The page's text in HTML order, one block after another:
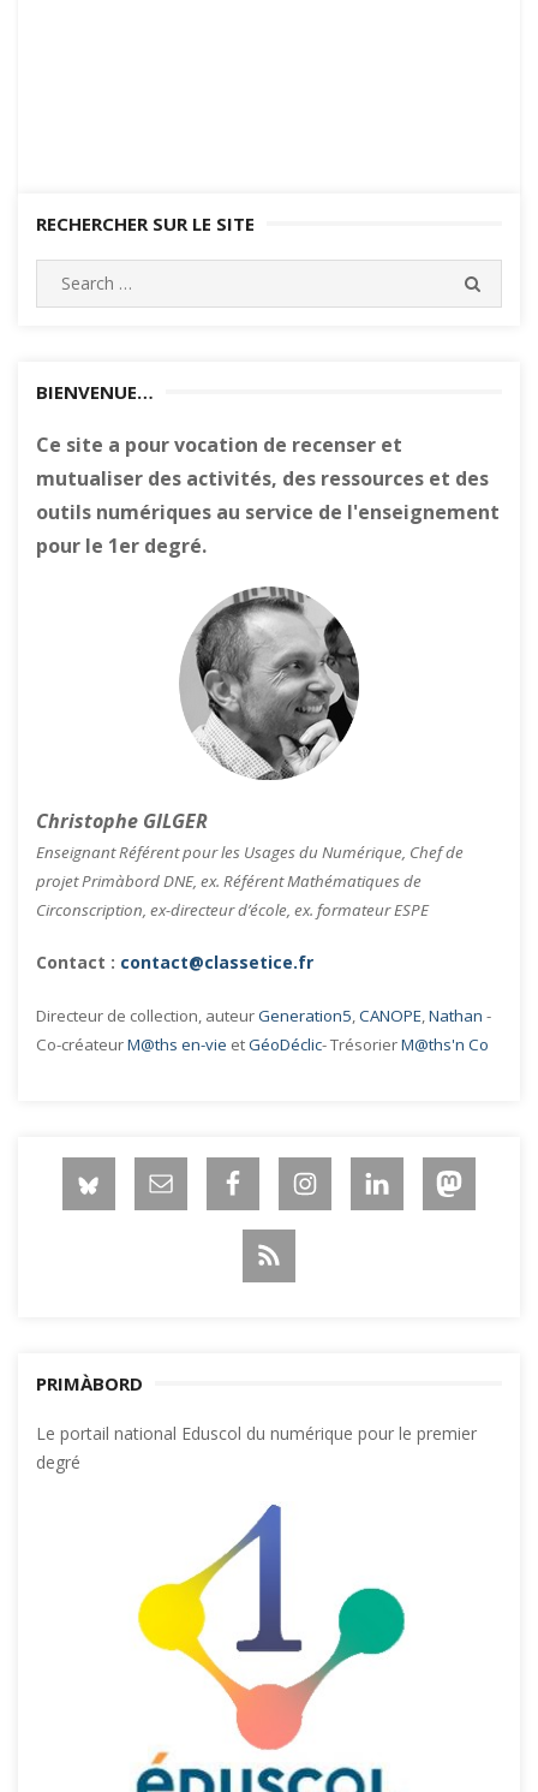
RECHERCHER SUR LE SITE
BIENVENUE…
Ce site a pour vocation de recenser et
mutualiser des activités, des ressources et des
outils numériques au service de l'enseignement
pour le 1er degré.
Christophe GILGER
Enseignant Référent pour les Usages du Numérique, Chef de
projet Primàbord DNE, ex. Référent Mathématiques de
Circonscription, ex-directeur d’école, ex. formateur ESPE
Contact : contact@classetice.fr
Directeur de collection, auteurGeneration5 CANOPE Nathan -
Co-créateurM@ths en-vie etGéoDéclic- TrésorierM@ths'n Co
PRIMÀBORD
Le portail national Eduscol du numérique pour le premier
degré